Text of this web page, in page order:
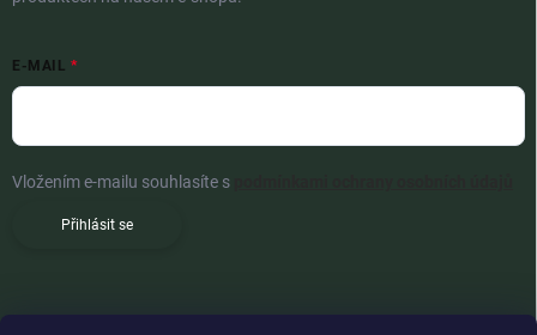
E-MAIL
Vložením e-mailu souhlasíte s
Přihlásit se